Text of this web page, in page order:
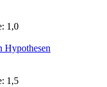
1,0
Hypothesen
1,5